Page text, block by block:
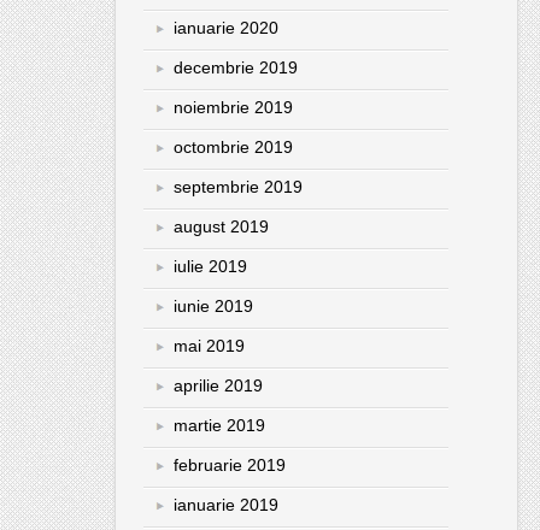
ianuarie 2020
decembrie 2019
noiembrie 2019
octombrie 2019
septembrie 2019
august 2019
iulie 2019
iunie 2019
mai 2019
aprilie 2019
martie 2019
februarie 2019
ianuarie 2019